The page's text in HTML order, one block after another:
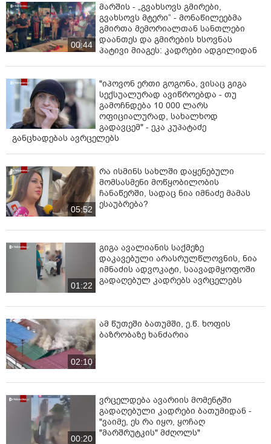
00:44
მარშის - „გვახსოვს გმირები,
გვახსოვს მტერი” - მონაწილეებმა
გმირთა მემორიალთან სანთლები
დაანთეს და გმირების ხსოვნას
პატივი მიაგეს: კადრები ადგილიდან
"იპოვონ ერთი გოგონა, ვისაც გიგა
სექსუალურად ავიწროებდა - თუ
გამოჩნდება 10 000 ლარს
ოფიციალურად, სახალხოდ
გადავცემ" - ეკა კუპატაძე
განცხადებას ავრცელებს
05:52
რა ისმინს სახლში დაყენებული
მომსასმენი მოწყობილობის
ჩანაწერში, სადაც ნია იმნაძე მამას
ესაუბრება?
01:22
გიგა ავალიანის საქმეზე
დაკავებული არასრულწლოვნის, ნია
იმნაძის ადვოკატი, საავადმყოფოში
გადაღებულ კადრებს ავრცელებს
02:10
ამ წუთეში ბათუმში, ე.წ. ხოფის
ბაზრობაზე ხანძარია
00:20
ვრცელდება ავარიის მომენტში
გადაღებული კადრები ბათუმიდან -
"ვაიმე, ეს რა იყო, ყოჩაღ
"მარშრუტკის" მძღოლს"